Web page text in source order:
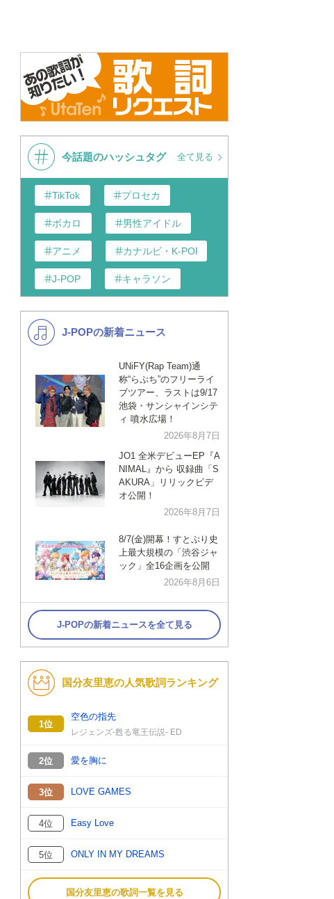
今話題のハッシュタグ 全て見る
TikTok プロセカ
ボカロ 男性アイドル
アニメ カナルビ・K-POP和訳
J-POP キャラソン
K-POP 演歌・歌謡
洋楽
VTuber ディズニー
J-POPの新着ニュース
UNiFY(Rap Team)通
称“らぷち”のフリーライ
ブツアー、ラストは9/17
池袋・サンシャインシテ
ィ 噴水広場！
2026年8月7日
JO1 全米デビューEP『A
NIMAL』から 収録曲「S
AKURA」リリックビデ
オ公開！
2026年8月7日
8/7(金)開幕！すとぷり史
上最大規模の「渋谷ジャ
ック」全16企画を公開
2026年8月6日
J-POPの新着ニュースを全て見る
国分友里恵の人気歌詞ランキング
1位
空色の指先
レジェンズ-甦る竜王伝説- ED
2位 愛を胸に
3位 LOVE GAMES
4位 Easy Love
5位 ONLY IN MY DREAMS
国分友里恵の歌詞一覧を見る